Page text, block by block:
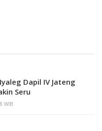
Dapil IV Jateng
Seru
WIB